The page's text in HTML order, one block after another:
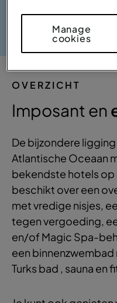
OVERZICHT
Imposant en
De bijzondere
Atlantische Oceaan
bekendste hotels op
beschikt over een
met vredige nisjes,
tegen vergoeding,
en/of Magic Spa-
een
Turks bad , sauna en
Manage
cookies